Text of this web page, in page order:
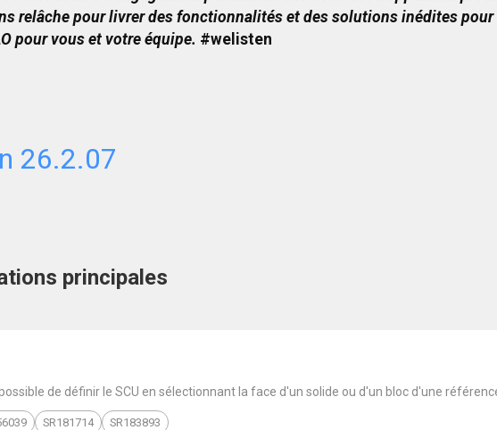
relâche pour livrer des fonctionnalités et des solutions inédites pour
pour vous et votre équipe. #welisten
26.2.07
principales
possible de définir le SCU en sélectionnant la face d'un solide ou d'un bloc d'une
SR181714 SR183893